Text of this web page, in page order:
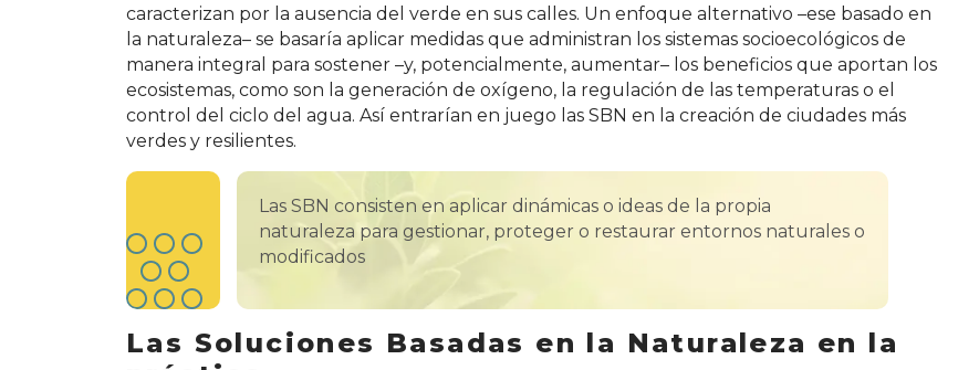
caracterizan por la ausencia del verde en sus calles. Un enfoque alternativo –ese basado en
la naturaleza– se basaría aplicar medidas que administran los sistemas socioecológicos de
manera integral para sostener –y, potencialmente, aumentar– los beneficios que aportan los
ecosistemas, como son la generación de oxígeno, la regulación de las temperaturas o el
control del ciclo del agua. Así entrarían en juego las SBN en la creación de ciudades más
verdes y resilientes.
Las SBN consisten en aplicar dinámicas o ideas de la propia
naturaleza para gestionar, proteger o restaurar entornos naturales o
modificados
Las Soluciones Basadas en la Naturaleza en la